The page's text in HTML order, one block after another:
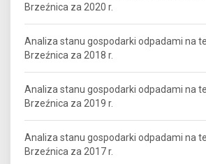
Brzeźnica za 2020 r.
Analiza stanu gospodarki odpadami na
Brzeźnica za 2018 r.
Analiza stanu gospodarki odpadami na
Brzeźnica za 2019 r.
Analiza stanu gospodarki odpadami na
Brzeźnica za 2017 r.